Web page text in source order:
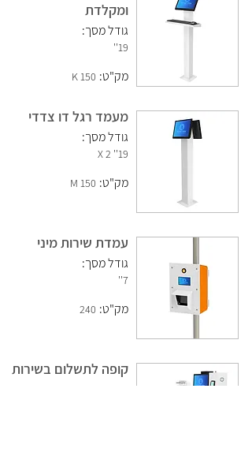
ומקלדת
גודל מסך:
19''
150 K מק"ט:
מעמד רגל דו צדדי
גודל מסך:
19'' 2 X
150 M מק"ט:
עמדת שירות מיני
גודל מסך:
7''
240 מק"ט:
קופה לתשלום בשירות